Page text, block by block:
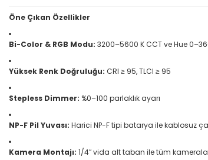
Öne Çıkan Özellikler
Bi-Color & RGB Modu: 3200–5600 K CCT ve Hue
Yüksek Renk Doğruluğu: CRI ≥ 95, TLCI ≥ 95
Stepless Dimmer: %0–100 parlaklık ayarı
NP-F Pil Yuvası: Harici NP-F tipi batarya ile kablosuz
Kamera Montajı: 1/4″ vida alt taban ile tüm